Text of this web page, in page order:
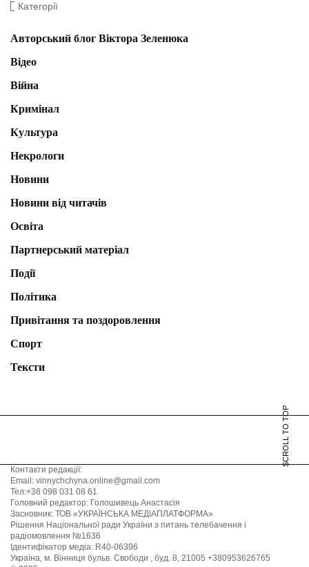
Категорії
Авторський блог Віктора Зеленюка
Відео
Війна
Кримінал
Культура
Некрологи
Новини
Новини від читачів
Освіта
Партнерський матеріал
Події
Політика
Привітання та поздоровлення
Спорт
Тексти
SCROLL TO TOP
Контакти редакції:
Email: vinnychchyna.online@gmail.com
Тел:+38 098 031 08 61
Головний редактор: Голошивець Анастасія
Засновник: ТОВ «УКРАЇНСЬКА МЕДІАПЛАТФОРМА»
Рішення Національної ради України з питань телебачення і
радіомовлення №1636
Ідентифікатор медіа: R40-06396
Україна, м. Вінниця бульв. Свободи , буд. 8, 21005 +380953626765